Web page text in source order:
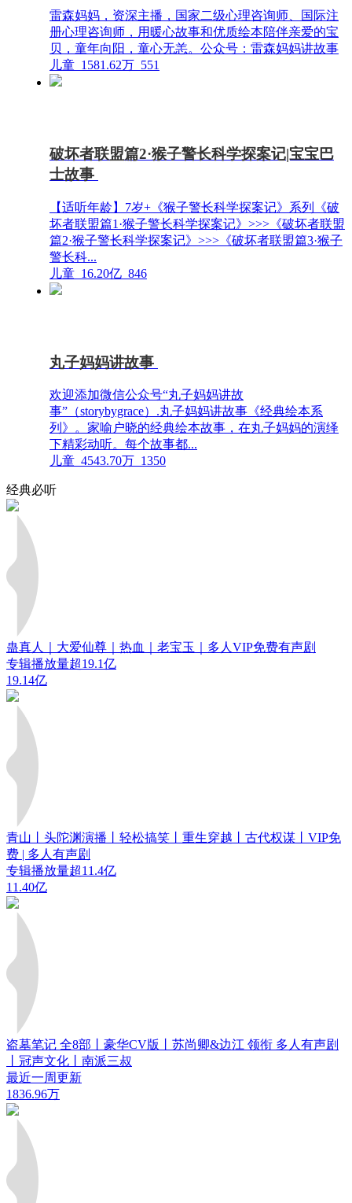
雷森妈妈，资深主播，国家二级心理咨询师、国际注
册心理咨询师，用暖心故事和优质绘本陪伴亲爱的宝
贝，童年向阳，童心无恙。公众号：雷森妈妈讲故事
儿童 1581.62万 551
破坏者联盟篇2·猴子警长科学探案记|宝宝巴
士故事
【适听年龄】7岁+《猴子警长科学探案记》系列《破
坏者联盟篇1·猴子警长科学探案记》>>>《破坏者联盟
篇2·猴子警长科学探案记》>>>《破坏者联盟篇3·猴子
警长科...
儿童 16.20亿 846
丸子妈妈讲故事
欢迎添加微信公众号“丸子妈妈讲故
事”（storybygrace）.丸子妈妈讲故事《经典绘本系
列》。家喻户晓的经典绘本故事，在丸子妈妈的演绎
下精彩动听。每个故事都...
儿童 4543.70万 1350
经典必听
蛊真人｜大爱仙尊｜热血｜老宝玉｜多人VIP免费有声剧
专辑播放量超19.1亿
19.14亿
青山丨头陀渊演播丨轻松搞笑丨重生穿越丨古代权谋丨VIP免
费 | 多人有声剧
专辑播放量超11.4亿
11.40亿
盗墓笔记 全8部丨豪华CV版丨苏尚卿&边江 领衔 多人有声剧
丨冠声文化丨南派三叔
最近一周更新
1836.96万